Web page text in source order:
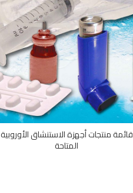
قائمة منتجات أجهزة الاستنشاق الأوروبية
المتاحة